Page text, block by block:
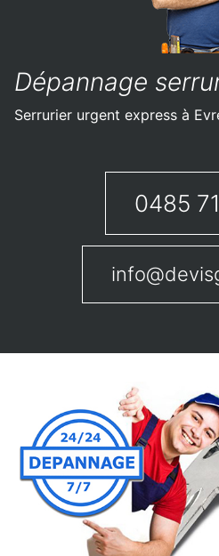
Dépannage
Serrurier urgent express à
0485